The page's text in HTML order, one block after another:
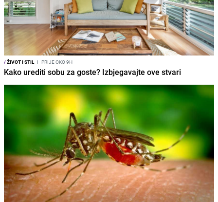
/ŽIVOT I STIL I PRIJE OKO 9H
Kako urediti sobu za goste? Izbjegavajte ove stvari